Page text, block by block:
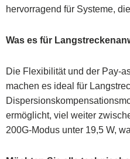
hervorragend für Systeme,
Was es für
Die Flexibilität und der Pay-
machen es ideal für
ermöglicht, viel weiter
200G-Modus unter 19,5 W,